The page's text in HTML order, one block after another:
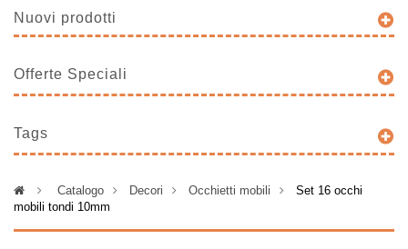
Nuovi prodotti
Offerte Speciali
Tags
> Catalogo > Decori > Occhietti mobili >
Set 16 occhi
mobili tondi 10mm